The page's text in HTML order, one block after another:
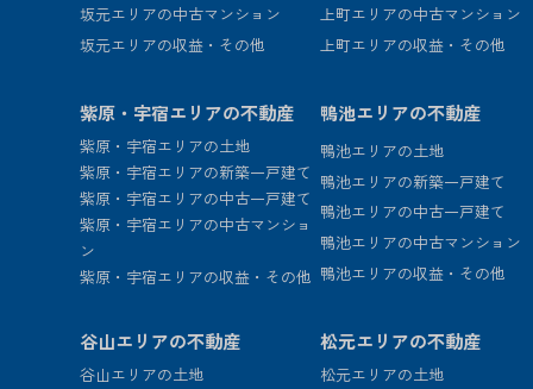
坂元エリアの中古マンション
坂元エリアの収益・その他
上町エリアの中古マンション
上町エリアの収益・その他
紫原・宇宿エリアの不動産
紫原・宇宿エリアの土地
紫原・宇宿エリアの新築一戸建て
紫原・宇宿エリアの中古一戸建て
紫原・宇宿エリアの中古マンショ
ン
紫原・宇宿エリアの収益・その他
鴨池エリアの不動産
鴨池エリアの土地
鴨池エリアの新築一戸建て
鴨池エリアの中古一戸建て
鴨池エリアの中古マンション
鴨池エリアの収益・その他
谷山エリアの不動産
谷山エリアの土地
松元エリアの不動産
松元エリアの土地